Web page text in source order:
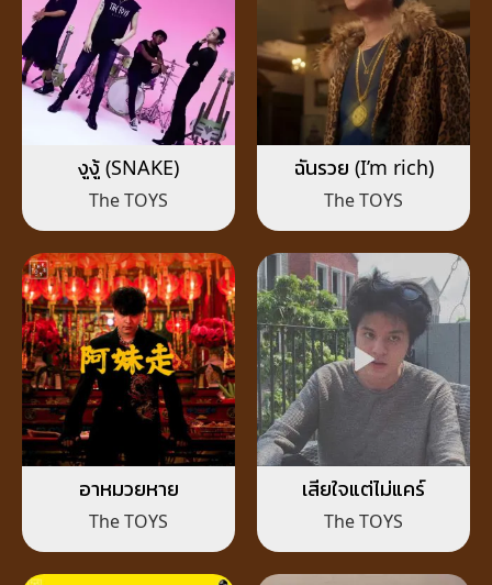
งูงู้ (SNAKE)
The TOYS
ฉันรวย (I’m rich)
The TOYS
อาหมวยหาย
The TOYS
เสียใจแต่ไม่แคร์
The TOYS